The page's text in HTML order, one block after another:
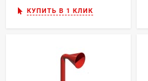
КУПИТЬ В 1 КЛИК